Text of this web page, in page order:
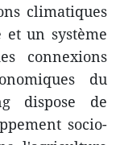
climatiques
et un système
connexions
du
dispose de
socio-